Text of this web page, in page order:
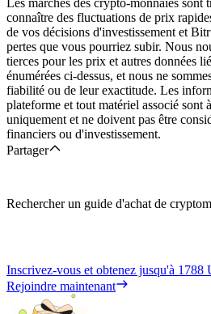
Les marchés des crypto-monnaies sont
connaître des fluctuations de prix
de vos décisions d'investissement et
pertes que vous pourriez subir. Nous
tierces pour les prix et autres données
énumérées ci-dessus, et nous ne
fiabilité ou de leur exactitude. Les
plateforme et tout matériel associé sont
uniquement et ne doivent pas être
financiers ou d'investissement.
Partager
Rechercher un guide d'achat de
Inscrivez-vous et obtenez jusqu'à 1788
Rejoindre maintenant